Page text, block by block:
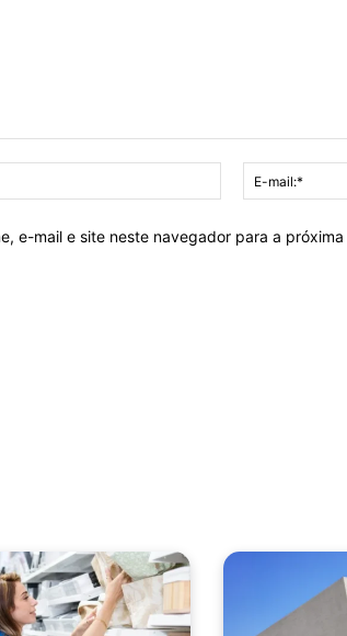
Nome:*
e-mail e site neste navegador para a